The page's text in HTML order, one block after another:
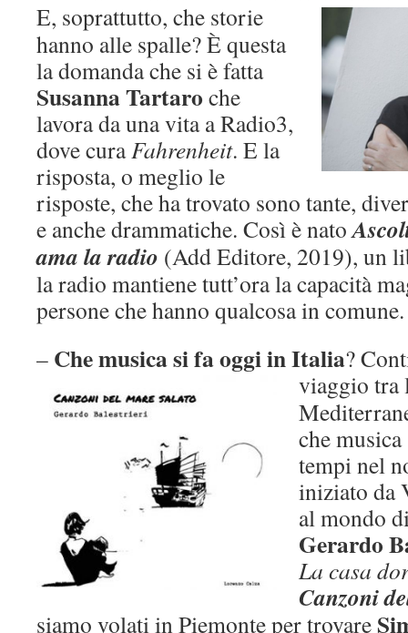
E, soprattutto, che storie
hanno alle spalle? È questa
la domanda che si è fatta
Susanna Tartaro che
lavora da una vita a Radio3,
dove curaFahrenheit. E la
risposta, o meglio le
risposte, che ha trovato sono tante,
e anche drammatiche. Così è nato
ama la radio (Add Editore, 2019), un
la radio mantiene tutt’ora la capacità
persone che hanno qualcosa in comune.
– Che musica si fa oggi in Italia?
viaggio
che
tempi nel
iniziato da
al mondo
Gerardo
La casa
Canzoni
siamo volati in Piemonte per trovare